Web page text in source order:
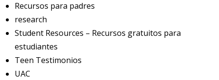
Recursos para padres
research
Student Resources – Recursos gratuitos para
estudiantes
Teen Testimonios
UAC